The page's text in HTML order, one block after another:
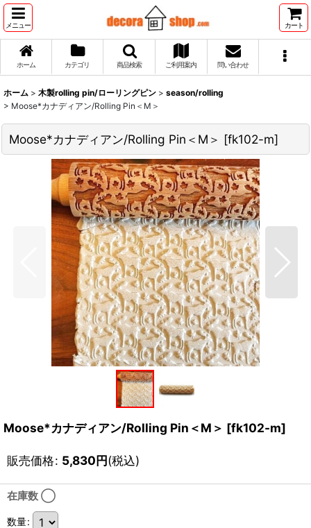
メニュー カート
ホーム カテゴリ 商品検索 ご利用案内 問い合わせ
ホーム > 木製rolling pin/ローリングピン > season/rolling
> Moose*カナディアン/Rolling Pin＜M＞
Moose*カナディアン/Rolling Pin＜M＞ [fk102-m]
Moose*カナディアン/Rolling Pin＜M＞ [fk102-m]
販売価格: 5,830円(税込)
在庫数 ◯
数量: